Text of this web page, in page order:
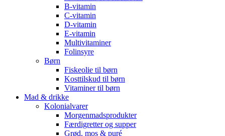
B-vitamin
C-vitamin
D-vitamin
E-vitamin
Multivitaminer
Folinsyre
Børn
Fiskeolie til børn
Kosttilskud til børn
Vitaminer til børn
Mad & drikke
Kolonialvarer
Morgenmadsprodukter
Færdigretter og supper
Grød, mos & puré